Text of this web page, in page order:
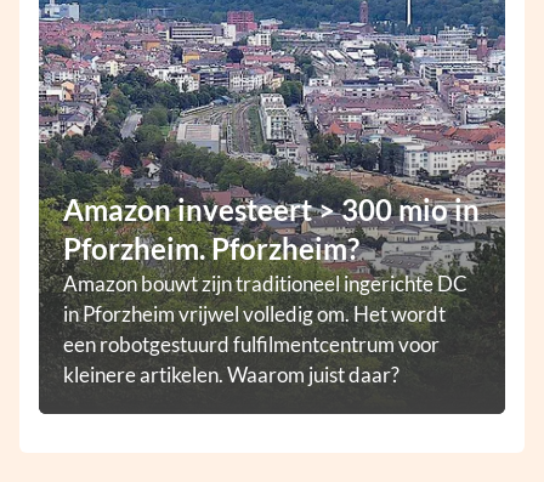
Amazon investeert > 300 mio in
Pforzheim. Pforzheim?
Amazon bouwt zijn traditioneel ingerichte DC
in Pforzheim vrijwel volledig om. Het wordt
een robotgestuurd fulfilmentcentrum voor
kleinere artikelen. Waarom juist daar?